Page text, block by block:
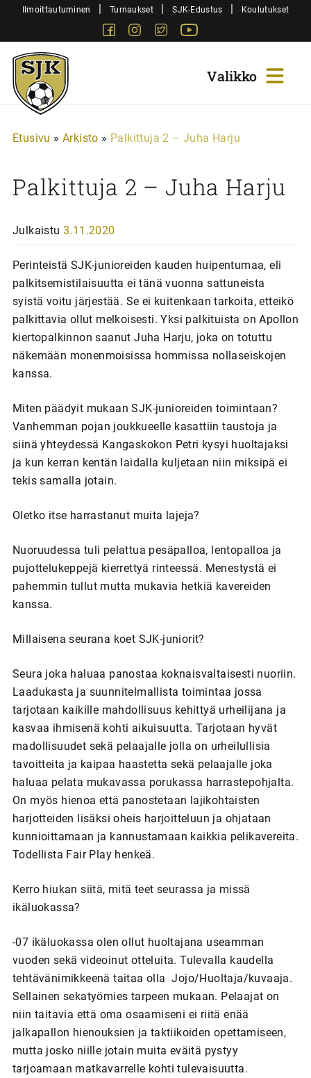
SiirryIlmoittautuminen | Turnaukset | SJK-Edustus | Koulutukset
FacebookInstagram
Twitter
Sjk-
Juniorit
Etusivu » Arkisto » Palkittuja 2 – Juha Harju
Palkittuja 2 – Juha Harju
Julkaistu 3.11.2020
Perinteistä SJK-junioreiden kauden huipentumaa, eli
palkitsemistilaisuutta ei tänä vuonna sattuneista
syistä voitu järjestää. Se ei kuitenkaan tarkoita, etteikö
palkittavia ollut melkoisesti. Yksi palkituista on Apollon
kiertopalkinnon saanut Juha Harju, joka on totuttu
näkemään monenmoisissa hommissa nollaseiskojen
kanssa.
Miten päädyit mukaan SJK-junioreiden toimintaan?
Vanhemman pojan joukkueelle kasattiin taustoja ja
siinä yhteydessä Kangaskokon Petri kysyi huoltajaksi
ja kun kerran kentän laidalla kuljetaan niin miksipä ei
tekis samalla jotain.
Oletko itse harrastanut muita lajeja?
Nuoruudessa tuli pelattua pesäpalloa, lentopalloa ja
pujottelukeppejä kierrettyä rinteessä. Menestystä ei
pahemmin tullut mutta mukavia hetkiä kavereiden
kanssa.
Millaisena seurana koet SJK-juniorit?
Seura joka haluaa panostaa koknaisvaltaisesti nuoriin.
Laadukasta ja suunnitelmallista toimintaa jossa
tarjotaan kaikille mahdollisuus kehittyä urheilijana ja
kasvaa ihmisenä kohti aikuisuutta. Tarjotaan hyvät
madollisuudet sekä pelaajalle jolla on urheilullisia
tavoitteita ja kaipaa haastetta sekä pelaajalle joka
haluaa pelata mukavassa porukassa harrastepohjalta.
On myös hienoa että panostetaan lajikohtaisten
harjotteiden lisäksi oheis harjoitteluun ja ohjataan
kunnioittamaan ja kannustamaan kaikkia pelikavereita.
Todellista Fair Play henkeä.
Kerro hiukan siitä, mitä teet seurassa ja missä
ikäluokassa?
-07 ikäluokassa olen ollut huoltajana useamman
vuoden sekä videoinut otteluita. Tulevalla kaudella
tehtävänimikkeenä taitaa olla Jojo/Huoltaja/kuvaaja.
Sellainen sekatyömies tarpeen mukaan. Pelaajat on
niin taitavia että oma osaamiseni ei riitä enää
jalkapallon hienouksien ja taktiikoiden opettamiseen,
mutta josko niille jotain muita eväitä pystyy
tarjoamaan matkavarrelle kohti tulevaisuutta.